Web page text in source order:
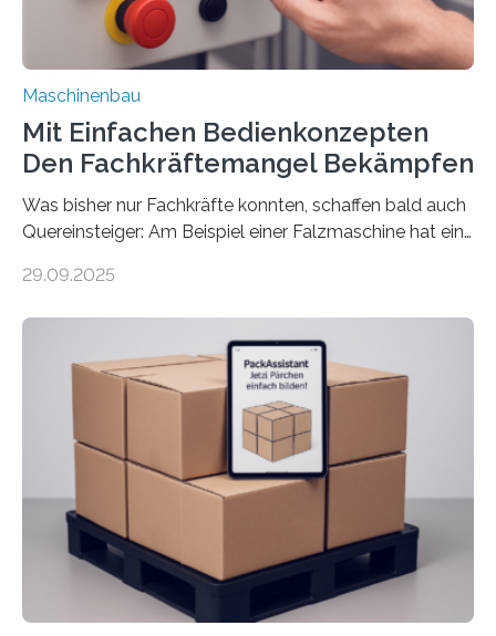
Maschinenbau
Mit Einfachen Bedienkonzepten
Den Fachkräftemangel Bekämpfen
Was bisher nur Fachkräfte konnten, schaffen bald auch
Quereinsteiger: Am Beispiel einer Falzmaschine hat ein
Mensch-Maschine-Schnittstelle so sehr vereinfacht,
Die zugrunde liegende Methodik lässt sich auf alle
anderen Maschinen übertragen. Eine Falzmaschine
umzurüsten ist ein Job für echte Profis. Eine solche
Maschine faltet in Druckereien Broschüren, Prospekte,
Landkarten und vieles mehr – mehrere Zehntausend
Exemplare pro Stunde. Je nach Maschinentyp und
Auftrag kann das Umrüsten…
29.09.2025